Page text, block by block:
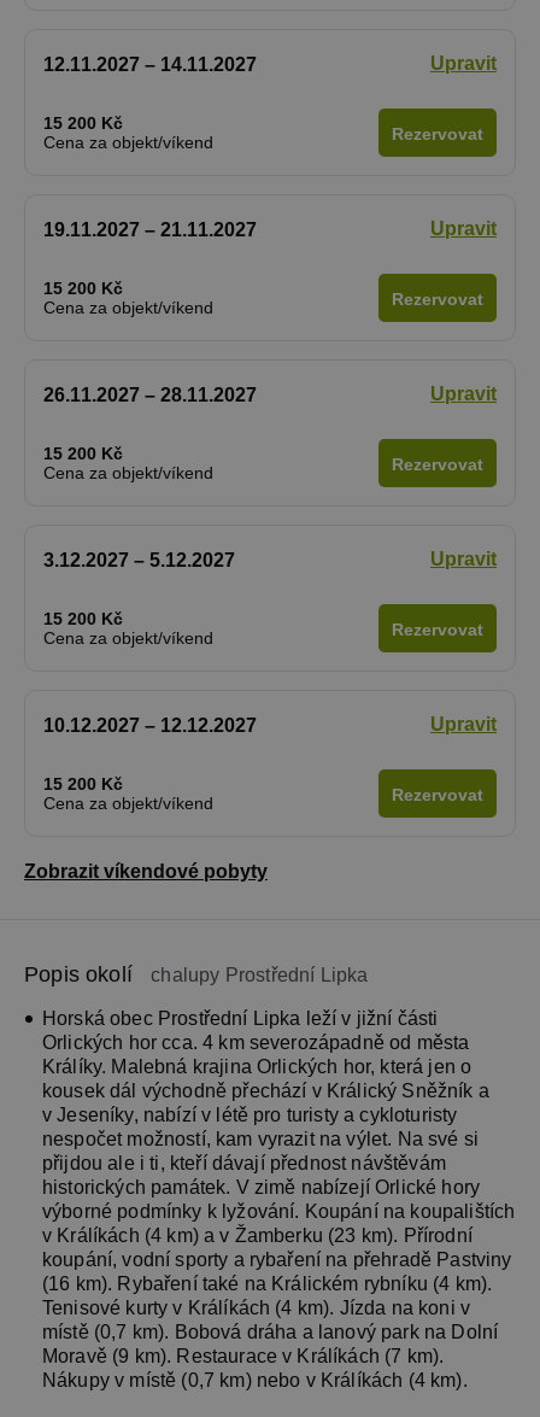
12.11.2027 – 14.11.2027 Upravit
15 200 Kč
Cena za objekt/víkend
Rezervovat
19.11.2027 – 21.11.2027 Upravit
15 200 Kč
Cena za objekt/víkend
Rezervovat
26.11.2027 – 28.11.2027 Upravit
15 200 Kč
Cena za objekt/víkend
Rezervovat
3.12.2027 – 5.12.2027 Upravit
15 200 Kč
Cena za objekt/víkend
Rezervovat
10.12.2027 – 12.12.2027 Upravit
15 200 Kč
Cena za objekt/víkend
Rezervovat
Zobrazit víkendové pobyty
Popis okolí chalupy Prostřední Lipka
Horská obec Prostřední Lipka leží v jižní části
Orlických hor cca. 4 km severozápadně od města
Králíky. Malebná krajina Orlických hor, která jen o
kousek dál východně přechází v Králický Sněžník a
v Jeseníky, nabízí v létě pro turisty a cykloturisty
nespočet možností, kam vyrazit na výlet. Na své si
přijdou ale i ti, kteří dávají přednost návštěvám
historických památek. V zimě nabízejí Orlické hory
výborné podmínky k lyžování. Koupání na koupalištích
v Králíkách (4 km) a v Žamberku (23 km). Přírodní
koupání, vodní sporty a rybaření na přehradě Pastviny
(16 km). Rybaření také na Králickém rybníku (4 km).
Tenisové kurty v Králíkách (4 km). Jízda na koni v
místě (0,7 km). Bobová dráha a lanový park na Dolní
Moravě (9 km). Restaurace v Králíkách (7 km).
Nákupy v místě (0,7 km) nebo v Králíkách (4 km).